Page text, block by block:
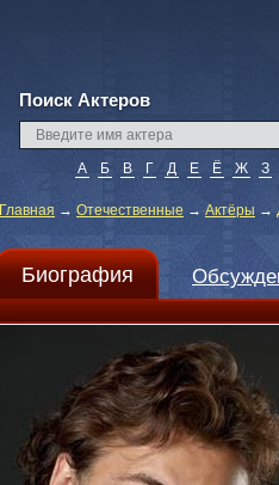
Поиск Актеров
А Б В Г Д Е Ё Ж З
Главная → Отечественные → Актёры →
Биография